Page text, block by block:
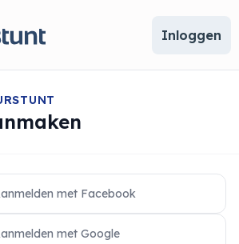
Inloggen
met Facebook
met Google